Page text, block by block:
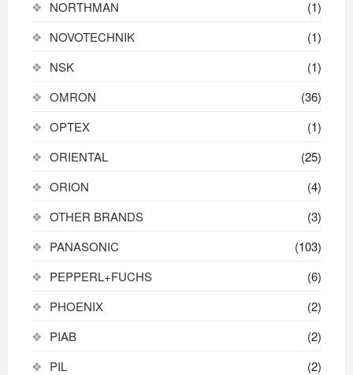
NORTHMAN
(1)
NOVOTECHNIK
(1)
NSK
(1)
OMRON
(36)
OPTEX
(1)
ORIENTAL
(25)
ORION
(4)
OTHER BRANDS
(3)
PANASONIC
(103)
PEPPERL+FUCHS
(6)
PHOENIX
(2)
PIAB
(2)
PIL
(2)